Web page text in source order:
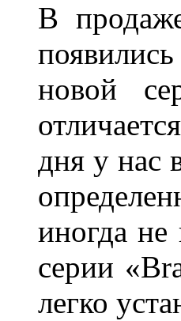
В
новой
дня у нас
иногда
серии
легко